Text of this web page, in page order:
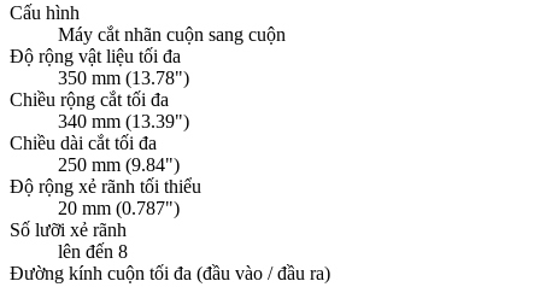
Cấu hình
Máy cắt nhãn cuộn sang cuộn
Độ rộng vật liệu tối đa
350 mm (13.78")
Chiều rộng cắt tối đa
340 mm (13.39")
Chiều dài cắt tối đa
250 mm (9.84")
Độ rộng xẻ rãnh tối thiểu
20 mm (0.787")
Số lưỡi xẻ rãnh
lên đến 8
Đường kính cuộn tối đa (đầu vào / đầu ra)